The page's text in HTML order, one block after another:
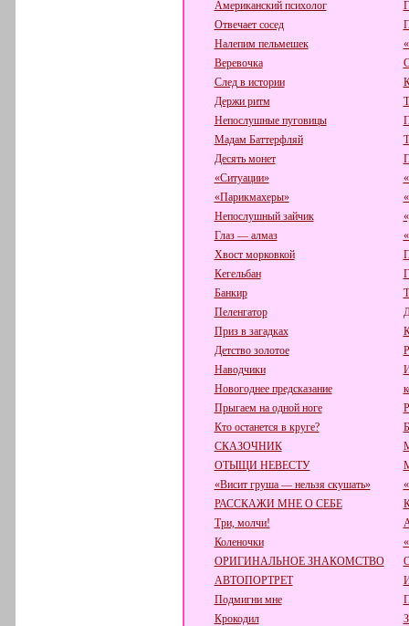
Американский психолог
Отвечает сосед
Налепим пельмешек
Веревочка
След в истории
Держи ритм
Непослушные пуговицы
Мадам Баттерфляй
Десять монет
«Ситуации»
«Парикмахеры»
Непослушный зайчик
Глаз — алмаз
Хвост морковкой
Кегельбан
Банкир
Пеленгатор
Приз в загадках
Детство золотое
Наводчики
Новогоднее предсказание
Прыгаем на одной ноге
Кто останется в круге?
СКАЗОЧНИК
ОТЫЩИ НЕВЕСТУ
«Висит груша — нельзя скушать»
РАССКАЖИ МНЕ О СЕБЕ
Три, молчи!
Коленочки
ОРИГИНАЛЬНОЕ ЗНАКОМСТВО
АВТОПОРТРЕТ
Подмигни мне
Крокодил